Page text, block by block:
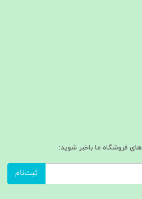
فروشگاه ما باخبر شوید:
ثبت‌نام